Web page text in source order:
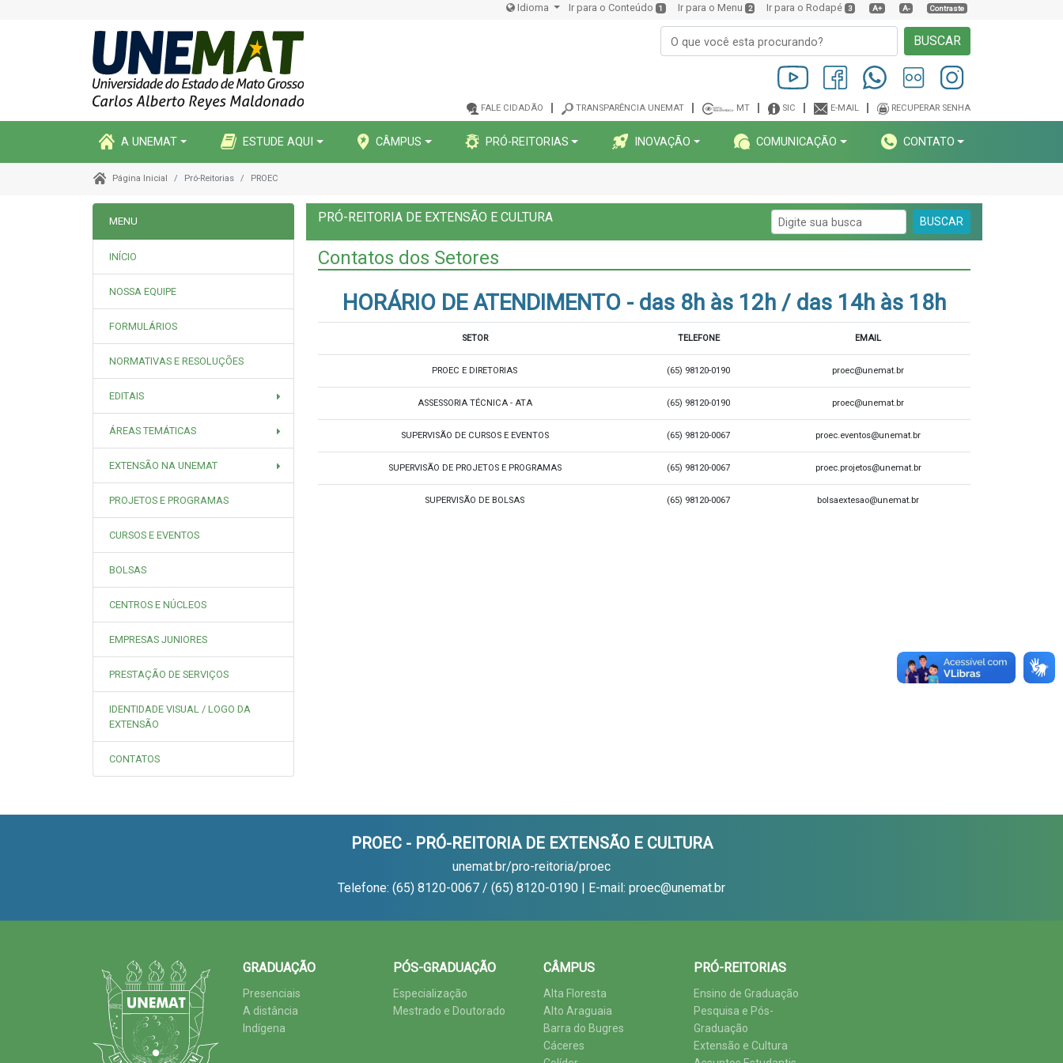
Idioma Ir para o Conteúdo 1 Ir para o Menu 2 Ir para o Rodapé 3 A+ A- Contraste
BUSCAR
FALE CIDADÃO TRANSPARÊNCIA UNEMAT MT SIC E-MAIL RECUPERAR SENHA
A UNEMAT ESTUDE AQUI CÂMPUS PRÓ-REITORIAS INOVAÇÃO COMUNICAÇÃO CONTATO
Página Inicial Pró-Reitorias PROEC
MENU
INÍCIO
NOSSA EQUIPE
FORMULÁRIOS
NORMATIVAS E RESOLUÇÕES
EDITAIS
ÁREAS TEMÁTICAS
EXTENSÃO NA UNEMAT
PROJETOS E PROGRAMAS
CURSOS E EVENTOS
BOLSAS
CENTROS E NÚCLEOS
EMPRESAS JUNIORES
PRESTAÇÃO DE SERVIÇOS
IDENTIDADE VISUAL / LOGO DA
EXTENSÃO
CONTATOS
PRÓ-REITORIA DE EXTENSÃO E CULTURA BUSCAR
Contatos dos Setores
HORÁRIO DE ATENDIMENTO - das 8h às 12h / das 14h às 18h
SETOR TELEFONE EMAIL
PROEC E DIRETORIAS (65) 98120-0190 proec@unemat.br
ASSESSORIA TÉCNICA - ATA (65) 98120-0190 proec@unemat.br
SUPERVISÃO DE CURSOS E EVENTOS (65) 98120-0067 proec.eventos@unemat.br
SUPERVISÃO DE PROJETOS E PROGRAMAS (65) 98120-0067 proec.projetos@unemat.br
SUPERVISÃO DE BOLSAS (65) 98120-0067 bolsaextesao@unemat.br
PROEC - PRÓ-REITORIA DE EXTENSÃO E CULTURA
unemat.br/pro-reitoria/proec
Telefone: (65) 8120-0067 / (65) 8120-0190 | E-mail: proec@unemat.br
GRADUAÇÃO
Presenciais
A distância
Indígena
PÓS-GRADUAÇÃO
Especialização
Mestrado e Doutorado
CÂMPUS
Alta Floresta
Alto Araguaia
Barra do Bugres
Cáceres
PRÓ-REITORIAS
Ensino de Graduação
Pesquisa e Pós-
Graduação
Extensão e Cultura